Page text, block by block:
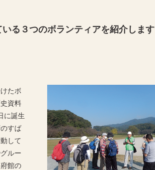
る３つのボランティアを紹介します
たボ
資料
に誕生
すば
して
ルー
館の